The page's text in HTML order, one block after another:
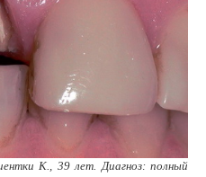
К., 39 лет. Диагноз: полный